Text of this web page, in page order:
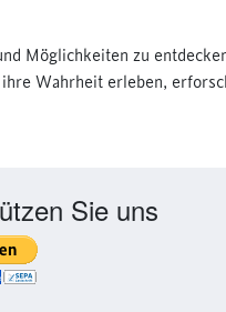
Möglichkeiten zu
Wahrheit erleben,
Sie uns